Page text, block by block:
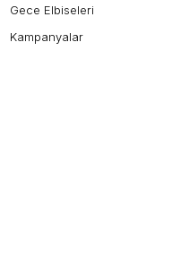
Gece Elbiseleri
Kampanyalar